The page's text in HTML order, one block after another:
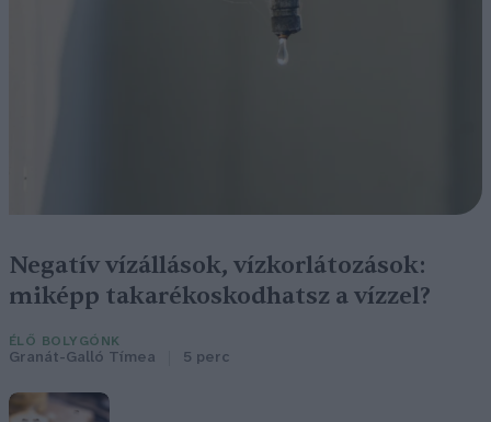
Negatív vízállások, vízkorlátozások:
miképp takarékoskodhatsz a vízzel?
ÉLŐ BOLYGÓNK
Granát-Galló Tímea 5 perc